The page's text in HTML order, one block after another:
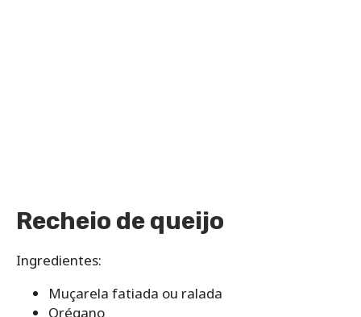
Recheio de queijo
Ingredientes:
Muçarela fatiada ou ralada
Orégano